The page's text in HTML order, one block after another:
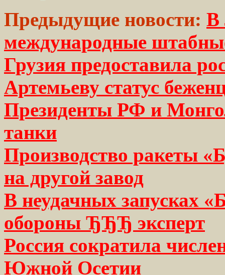
Предыдущие новости: В
международные
Грузия предоставила
Артемьеву статус
Президенты РФ и
танки
Производство ракеты
на другой завод
В неудачных запусках
обороны ЂЂЂ эксперт
Россия сократила
Южной Осетии